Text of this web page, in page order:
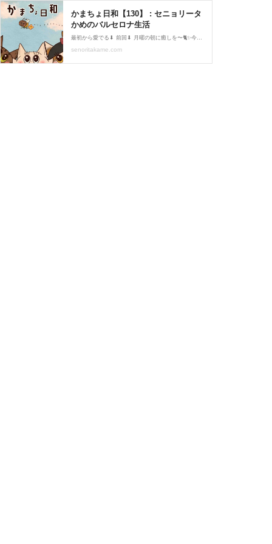
かまちょ日和【130】 : セニョリータ
かめのバルセロナ生活
最初から愛でる⬇︎ 前回⬇︎ 月曜の朝に癒しを〜🐈✨今週の表紙は…『蜂が可愛い🐝』※marrón は男性形と女性形で変化なしだよ〜いってらっしゃ〜い🐾かまちょのLINEスタンプ販売中❤️‼️アプリでフォローしてね‼️ フォローしてくれたら泣いて喜びます クリックして投
senoritakame.com